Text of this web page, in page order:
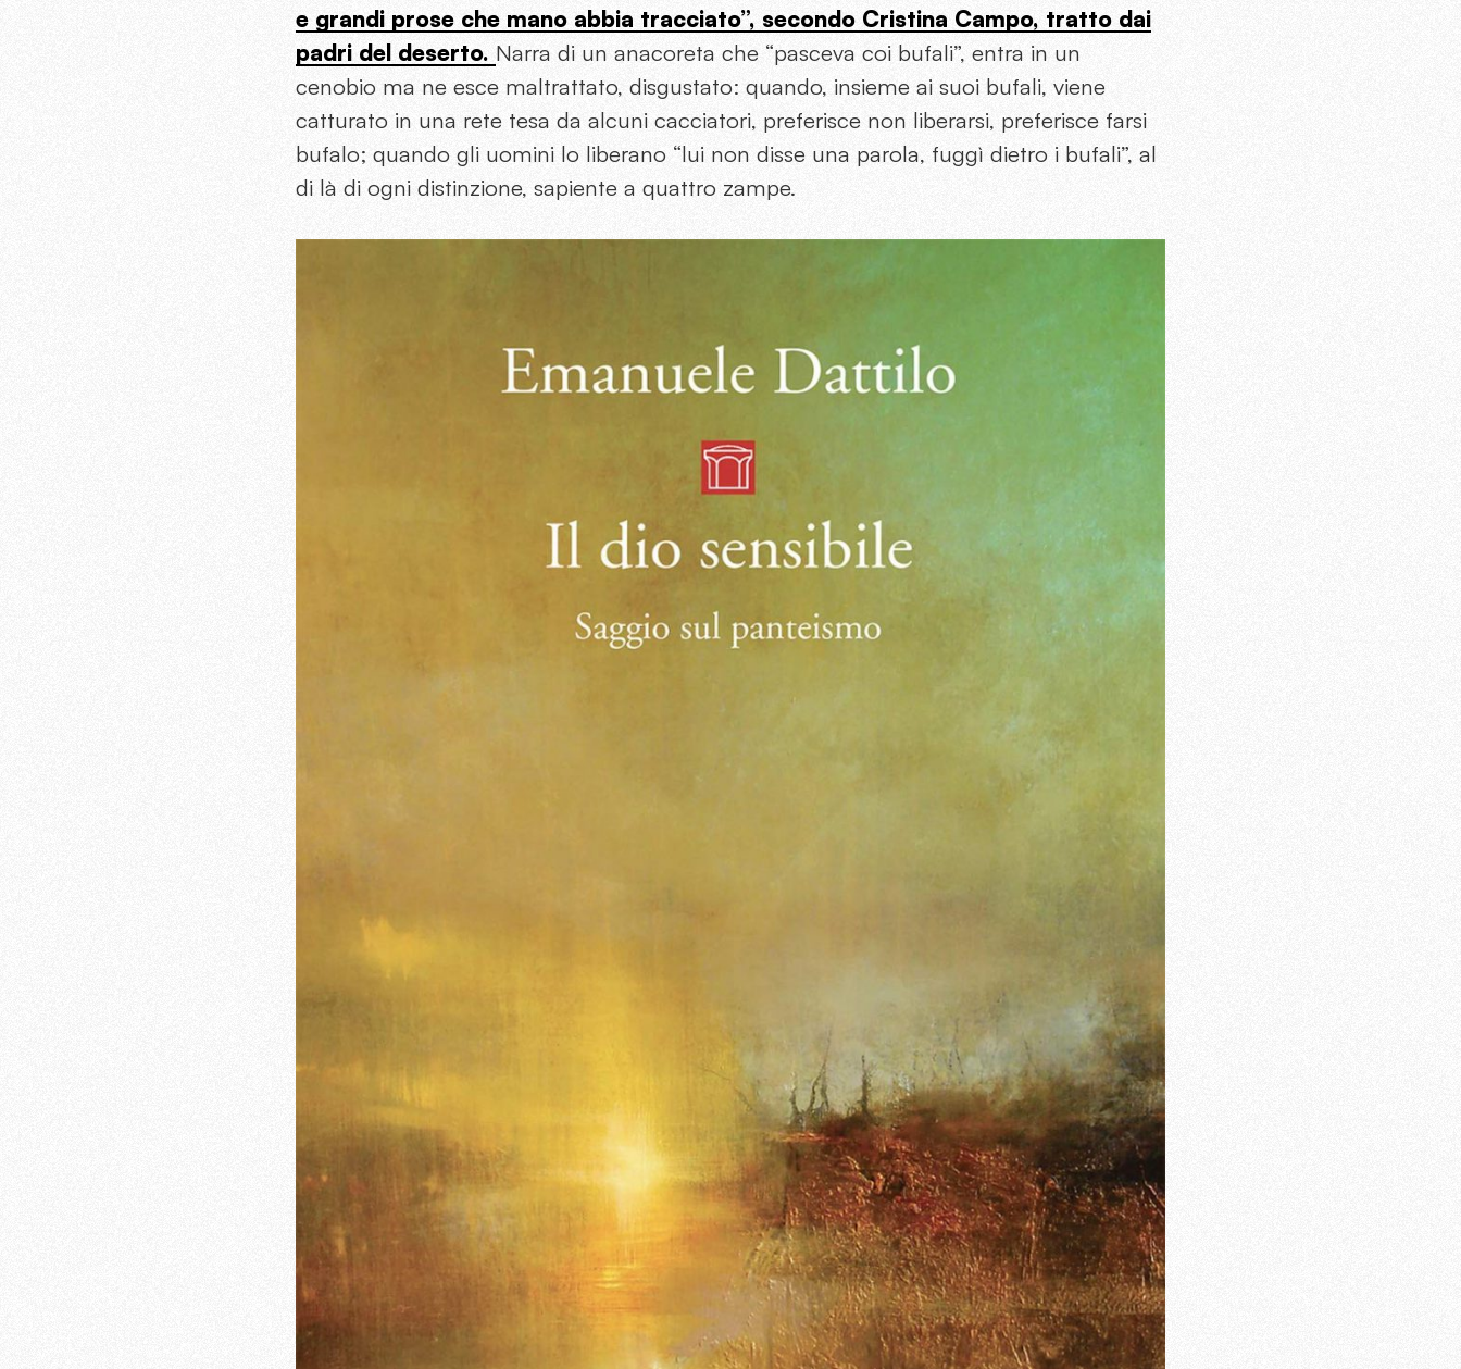
e grandi prose che mano abbia tracciato”, secondo Cristina Campo, tratto dai
padri del deserto. Narra di un anacoreta che “pasceva coi bufali”, entra in un
cenobio ma ne esce maltrattato, disgustato: quando, insieme ai suoi bufali, viene
catturato in una rete tesa da alcuni cacciatori, preferisce non liberarsi, preferisce farsi
bufalo; quando gli uomini lo liberano “lui non disse una parola, fuggì dietro i bufali”, al
di là di ogni distinzione, sapiente a quattro zampe.